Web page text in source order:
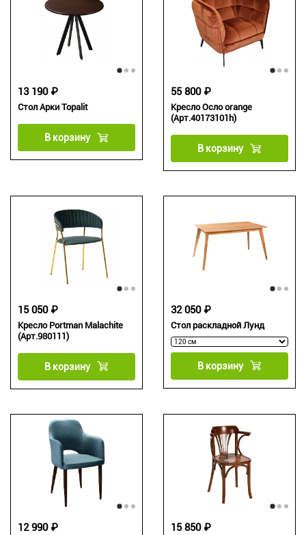
Стол Арки Topalit
13 190 ₽
В корзину
Кресло Осло orange
(Арт.40173101h)
55 800 ₽
В корзину
Кресло Portman Malachite
(Арт.980111)
15 050 ₽
В корзину
Стол раскладной Лунд
32 050 ₽
В корзину
12 990 ₽ 15 850 ₽